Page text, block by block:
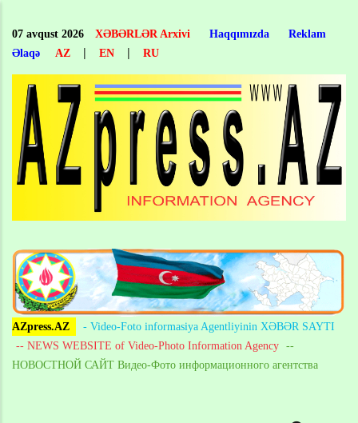
main
content
07 avqust 2026 XƏBƏRLƏR Arxivi Haqqımızda
Reklam
Əlaqə
AZ | EN | RU
AZpress.AZ
- Video-Foto informasiya Agentliyinin XƏBƏR SAYTI
-- NEWS WEBSITE of Video-Photo Information Agency --
НОВОСТНОЙ САЙТ Видео-Фото информационного агентства